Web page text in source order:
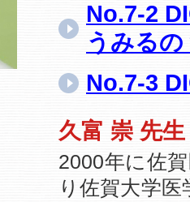
No.7-2
うみるの
No.7-3
久富 崇 先
2000年に佐
り佐賀大学